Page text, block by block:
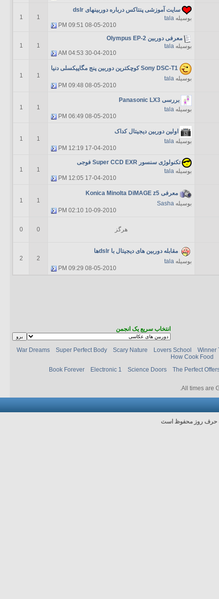
سایت آموزشی پنتاكس درباره دوربینهای dslr
بوسیله tala
08-05-2010
09:51 PM
1
1
معرفی دوربین Olympus EP-2
بوسیله tala
30-04-2010
04:53 AM
1
1
Sony DSC-T1 کوچکترین دوربین پنج مگاپیکسلی دنیا
بوسیله tala
08-05-2010
09:48 PM
1
1
بررسی Panasonic LX3
بوسیله tala
08-05-2010
06:49 PM
1
1
اولین دوربین دیجیتال کداک
بوسیله tala
17-04-2010
12:19 PM
1
1
تکنولوژی سنسور Super CCD EXR فوجی
بوسیله tala
17-04-2010
12:05 PM
1
1
معرفی Konica Minolta DiMAGE z5
بوسیله Sasha
10-09-2010
02:10 PM
1
1
هرگز 0
0
مقابله دوربین های دیجیتال با dslrها
بوسیله tala
08-05-2010
09:29 PM
2
2
انتخاب سریع یک انجمن
War Dreams Super Perfect Body Scary Nature Lovers School
Winner
How Cook Food
Book Forever
Electronic 1 Science Doors The Perfect
All times are